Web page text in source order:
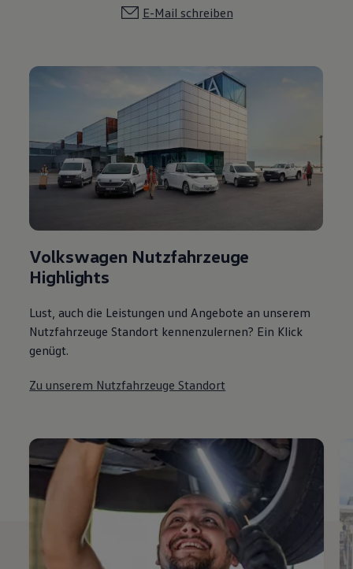
E-Mail schreiben
Volkswagen Nutzfahrzeuge
Highlights
Lust, auch die Leistungen und Angebote an unserem
Nutzfahrzeuge Standort kennenzulernen? Ein Klick
genügt.
Zu unserem Nutzfahrzeuge Standort